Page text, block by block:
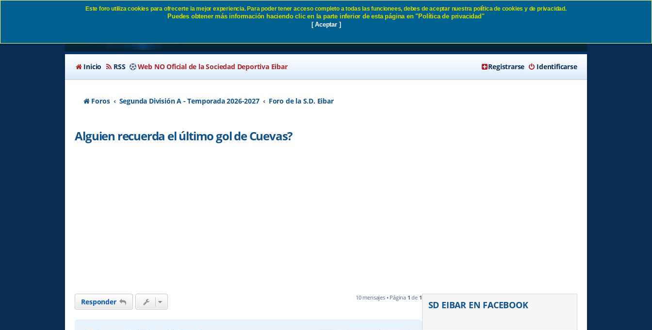
Alguien recuerda el último gol de Cuevas? SD Eibar
Inicio RSS Web NO Oficial de la Sociedad Deportiva Eibar Identificarse
Registrarse
Foros Segunda División A - Temporada 2026-2027 Foro de la S.D. Eibar
Alguien recuerda el último gol de Cuevas?
Responder 10 mensajes • Página 1 de 1
SD EIBAR EN FACEBOOK
Este foro utiliza cookies para ofrecerte la mejor experiencia. Para poder tener acceso completo a todas las funcionees, debes de aceptar nuestra política de cookies y de privacidad.
Puedes obtener más información haciendo clic en la parte inferior de esta página en "Política de privacidad"
[ Aceptar ]